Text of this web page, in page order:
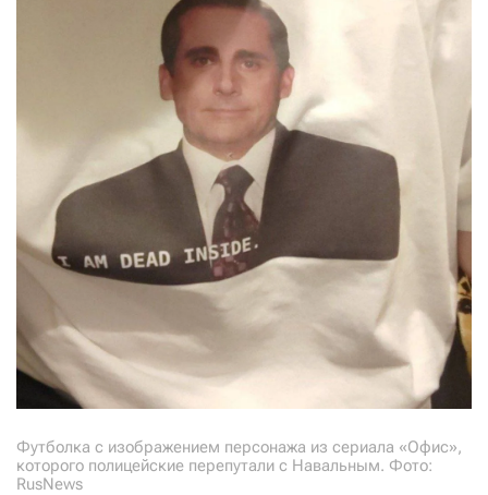
Футболка с изображением персонажа из сериала «Офис»,
которого полицейские перепутали с Навальным. Фото:
RusNews